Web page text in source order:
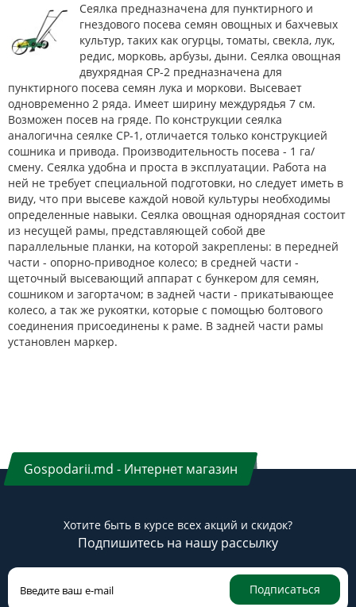
Сеялка предназначена для пунктирного и
гнездового посева семян овощных и бахчевых
культур, таких как огурцы, томаты, свекла, лук,
редис, морковь, арбузы, дыни. Сеялка овощная
двухрядная СР-2 предназначена для
пунктирного посева семян лука и моркови. Высевает
одновременно 2 ряда. Имеет ширину междурядья 7 см.
Возможен посев на гряде. По конструкции сеялка
аналогична сеялке СР-1, отличается только конструкцией
сошника и привода. Производительность посева - 1 га/
смену. Сеялка удобна и проста в эксплуатации. Работа на
ней не требует специальной подготовки, но следует иметь в
виду, что при высеве каждой новой культуры необходимы
определенные навыки. Сеялка овощная однорядная состоит
из несущей рамы, представляющей собой две
параллельные планки, на которой закреплены: в передней
части - опорно-приводное колесо; в средней части -
щеточный высевающий аппарат с бункером для семян,
сошником и загортачом; в задней части - прикатывающее
колесо, а так же рукоятки, которые с помощью болтового
соединения присоединены к раме. В задней части рамы
установлен маркер.
Gospodarii.md - Интернет магазин
Хотите быть в курсе всех акций и скидок?
Подпишитесь на нашу рассылку
Подписаться